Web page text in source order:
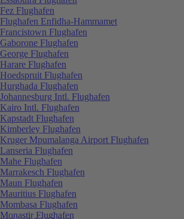
Fez Flughafen
Flughafen Enfidha-Hammamet
Francistown Flughafen
Gaborone Flughafen
George Flughafen
Harare Flughafen
Hoedspruit Flughafen
Hurghada Flughafen
Johannesburg Intl. Flughafen
Kairo Intl. Flughafen
Kapstadt Flughafen
Kimberley Flughafen
Kruger Mpumalanga Airport Flughafen
Lanseria Flughafen
Mahe Flughafen
Marrakesch Flughafen
Maun Flughafen
Mauritius Flughafen
Mombasa Flughafen
Monastir Flughafen